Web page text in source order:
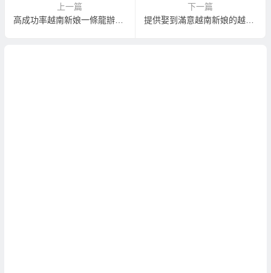
上一篇
高成功率越南新娘一條龍辦到好的越南新娘介紹
下一篇
提供娶到滿意越南新娘的越南相親服務